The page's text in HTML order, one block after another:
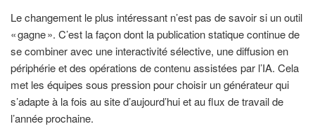
Le changement le plus intéressant n’est pas de savoir si un outil
« gagne ». C’est la façon dont la publication statique continue de
se combiner avec une interactivité sélective, une diffusion en
périphérie et des opérations de contenu assistées par l’IA. Cela
met les équipes sous pression pour choisir un générateur qui
s’adapte à la fois au site d’aujourd’hui et au flux de travail de
l’année prochaine.